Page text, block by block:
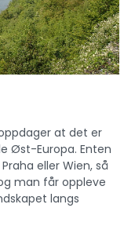
at det er
Øst-Europa. Enten
eller Wien, så
man får oppleve
langs